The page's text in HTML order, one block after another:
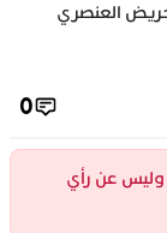
العنصري
0
وليس عن رأي